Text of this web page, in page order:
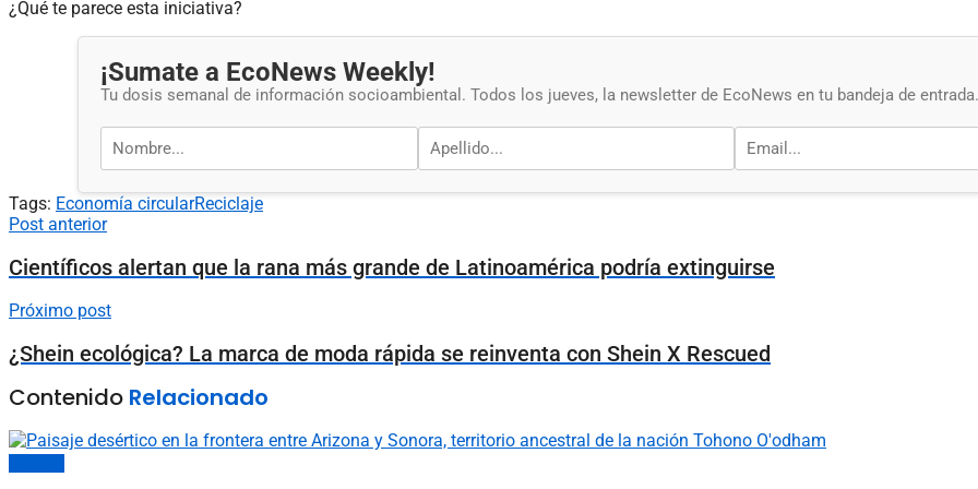
¿Qué te parece esta iniciativa?
¡Sumate a EcoNews Weekly!
Tu dosis semanal de información socioambiental. Todos los jueves, la newsletter de EcoNews en tu bandeja de entrada.
Tags: Economía circularReciclaje
Post anterior
Científicos alertan que la rana más grande de Latinoamérica podría extinguirse
Próximo post
¿Shein ecológica? La marca de moda rápida se reinventa con Shein X Rescued
Contenido Relacionado